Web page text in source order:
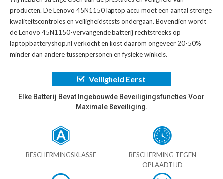
producten. DeLenovo 45N1150 laptop accu moet een aantal strenge
kwaliteitscontroles en veiligheidstests ondergaan. Bovendien wordt
deLenovo 45N1150-vervangende batterijrechtstreeks op
laptopbatteryshop.nl verkocht en kost daarom ongeveer 20-50%
minder dan andere tussenpersonen en fysieke winkels.
Veiligheid Eerst
Elke Batterij Bevat Ingebouwde Beveiligingsfuncties Voor
Maximale Beveiliging.
BESCHERMINGSKLASSE
BESCHERMING TEGEN
OPLAADTIJD